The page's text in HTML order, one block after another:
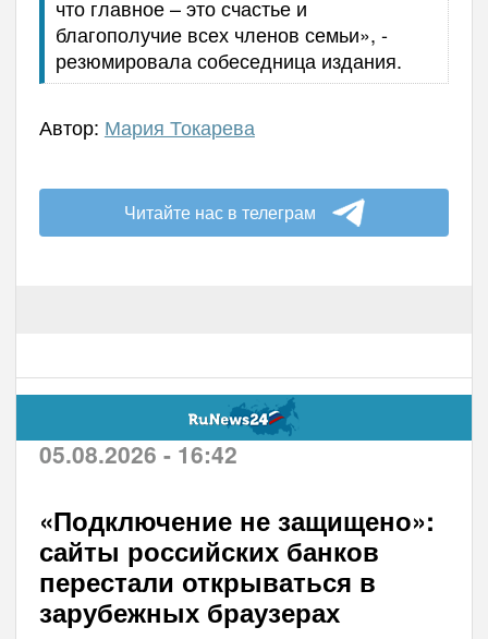
что главное – это счастье и
благополучие всех членов семьи», -
резюмировала собеседница издания.
Автор: Мария Токарева
Читайте нас в телеграм
05.08.2026 - 16:42
«Подключение не защищено»:
сайты российских банков
перестали открываться в
зарубежных браузерах